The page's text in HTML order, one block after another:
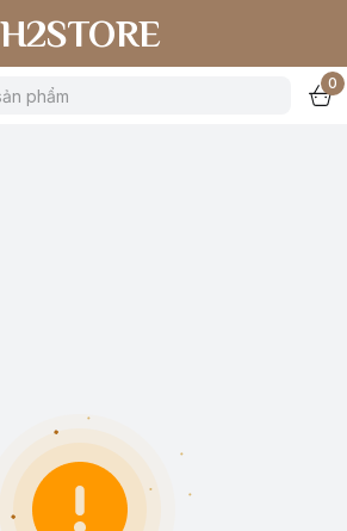
H2STORE
0